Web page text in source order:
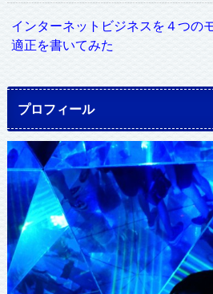
インターネットビジネスを４つの
適正を書いてみた
プロフィール